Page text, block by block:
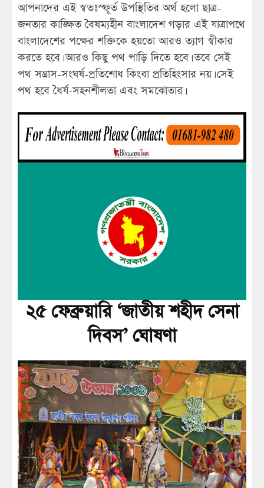
আপনাদের এই স্বতঃস্ফূর্ত উপস্থিতির অর্থ হলো ছাত্র-
জনতার কাঙ্ক্ষিত বৈষম্যহীন বাংলাদেশ গড়ার এই যাত্রাপথে
বাংলাদেশের পক্ষের শক্তিকে হয়তো আরও ত্যাগ স্বীকার
করতে হবে। আরও কিছু পথ পাড়ি দিতে হবে। তবে সেই
পথ সন্ত্রাস-সংঘর্ষ-প্রতিশোধ কিংবা প্রতিহিংসার নয়। সেই
পথ হবে ধৈর্য-সহনশীলতা এবং সমঝোতার।
২৫ ফেব্রুয়ারি ‘জাতীয় শহীদ সেনা
দিবস’ ঘোষণা